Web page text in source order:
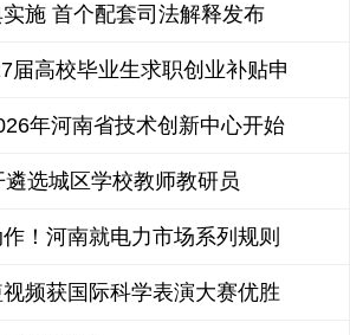
施 首个配套司法解释发布
届高校毕业生求职创业补贴申
年河南省技术创新中心开始
选城区学校教师教研员
！河南就电力市场系列规则
频获国际科学表演大赛优胜